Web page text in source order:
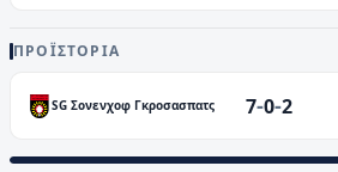
ΠΡΟΪΣΤΟΡΊΑ
SG Σονενχοφ Γκροσασπατς 7-0-2